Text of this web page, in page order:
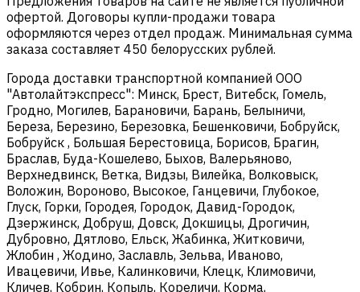
офертой. Договоры купли-продажи товара
оформляются через отдел продаж. Минимальная сумма
заказа составляет 450 белорусских рублей.
Города доставки транспортной компанией ООО
"Автолайтэкспресс": Минск, Брест, Витебск, Гомель,
Гродно, Могилев, Барановичи, Барань, Белыничи,
Береза, Березино, Березовка, Бешенковичи, Бобруйск,
Бобруйск , Большая Берестовица, Борисов, Брагин,
Браслав, Буда-Кошелево, Быхов, Валерьяново,
Верхнедвинск, Ветка, Видзы, Вилейка, Волковыск,
Воложин, Вороново, Высокое, Ганцевичи, Глубокое,
Глуск, Горки, Городея, Городок, Давид-Городок,
Дзержинск, Добруш, Довск, Докшицы, Дрогичин,
Дубровно, Дятлово, Ельск, Жабинка, Житковичи,
Жлобин , Жодино, Заславль, Зельва, Иваново,
Ивацевичи, Ивье, Калинковичи, Клецк, Климовичи,
Кличев, Кобрин, Копыль, Кореличи, Корма,